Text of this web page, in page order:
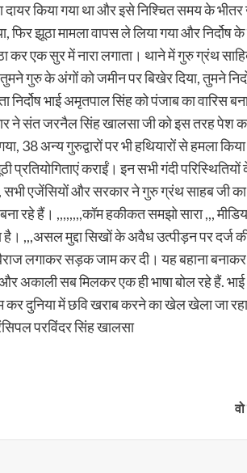
किया गया था और इसे निश्चित समय के भीतर
झूठा मामला वापस ले लिया गया और निर्दोष के
कर एक सुर में नारा लगाता। थाने में गुरु ग्रंथ
गुरु के अंगों को जमीन पर बिखेर दिया, तुमने
निर्दोष भाई अमृतपाल सिंह को पंजाब का वारिस
ने संत जरनैल सिंह खालसा जी को इस तरह पेश कर
38 अन्य गुरुद्वारों पर भी हथियारों से हमला
कराईं। इन सभी गंदी
एजेंसियों और सरकार ने गुरु ग्रंथ साहब जी का
रहे हैं। ,,,,,,,,कॉम हकीकत समझो सारा ,,,
,,,असल मुद्दा सिखों के अवैध उत्पीड़न पर दर्ज
लगाकर सड़क जाम कर दी। यह बहाना बनाकर
अकाली सब मिलकर एक ही भाषा बोल रहे हैं.
दुनिया में छवि खराब करने का खेल खेला जा
परविंदर सिंह खालसा